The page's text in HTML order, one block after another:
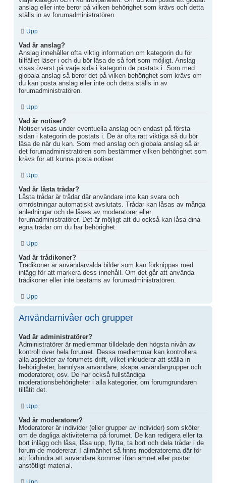
anslag eller inte beror på vilken behörighet som krävs och detta
ställs in av forumadministratören.
Upp
Vad är anslag?
Anslag innehåller ofta viktig information om kategorin du för
tillfället läser i och du bör läsa de så fort som möjligt. Anslag
visas överst på varje sida i kategorin de postats i. Som med
globala anslag så beror det på vilken behörighet som krävs om
du kan posta anslag eller inte och detta ställs in av
forumadministratören.
Upp
Vad är notiser?
Notiser visas under eventuella anslag och endast på första
sidan i kategorin de postats i. De är ofta rätt viktiga så du bör
läsa de när du kan. Som med anslag och globala anslag så är
det forumadministratören som bestämmer vilken behörighet som
krävs för att kunna posta notiser.
Upp
Vad är låsta trådar?
Låsta trådar är trådar där användare inte kan svara och
omröstningar automatiskt avslutats. Trådar kan låsas av många
anledningar och de låses av moderatorer eller
forumadministratörer. Det är möjligt att du också kan låsa dina
egna trådar om du har behörighet.
Upp
Vad är trådikoner?
Trådikoner är användarvalda bilder som kan förknippas med
inlägg för att markera dess innehåll. Om det går att använda
trådikoner eller inte bestäms av forumadministratören.
Upp
Användarnivåer och grupper
Vad är administratörer?
Administratörer är medlemmar tilldelade den högsta nivån av
kontroll över hela forumet. Dessa medlemmar kan kontrollera
alla aspekter av forumets drift, vilket inkluderar att ställa in
behörigheter, bannlysa användare, skapa användargrupper och
moderatorer, osv. De har också fullständiga
moderationsbehörigheter i alla kategorier, om forumgrundaren
tillåtit det.
Upp
Vad är moderatorer?
Moderatorer är individer (eller grupper av individer) som sköter
om de dagliga aktiviteterna på forumet. De kan redigera eller ta
bort inlägg och låsa, låsa upp, flytta, ta bort och dela trådar i de
forum de modererar. I allmänhet så finns moderatorerna där för
att förhindra att användare kommer ifrån ämnet eller postar
anstötligt material.